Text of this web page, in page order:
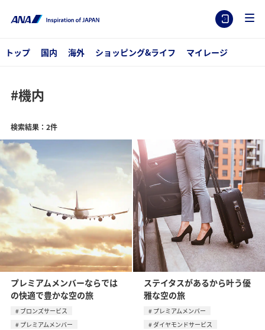
トップ 国内 海外 ショッピング&ライフ マイレージ
#機内
検索結果：2件
プレミアムメンバーならでは
の快適で豊かな空の旅
ブロンズサービス
プレミアムメンバー
ステイタスがあるから叶う優
雅な空の旅
プレミアムメンバー
ダイヤモンドサービス